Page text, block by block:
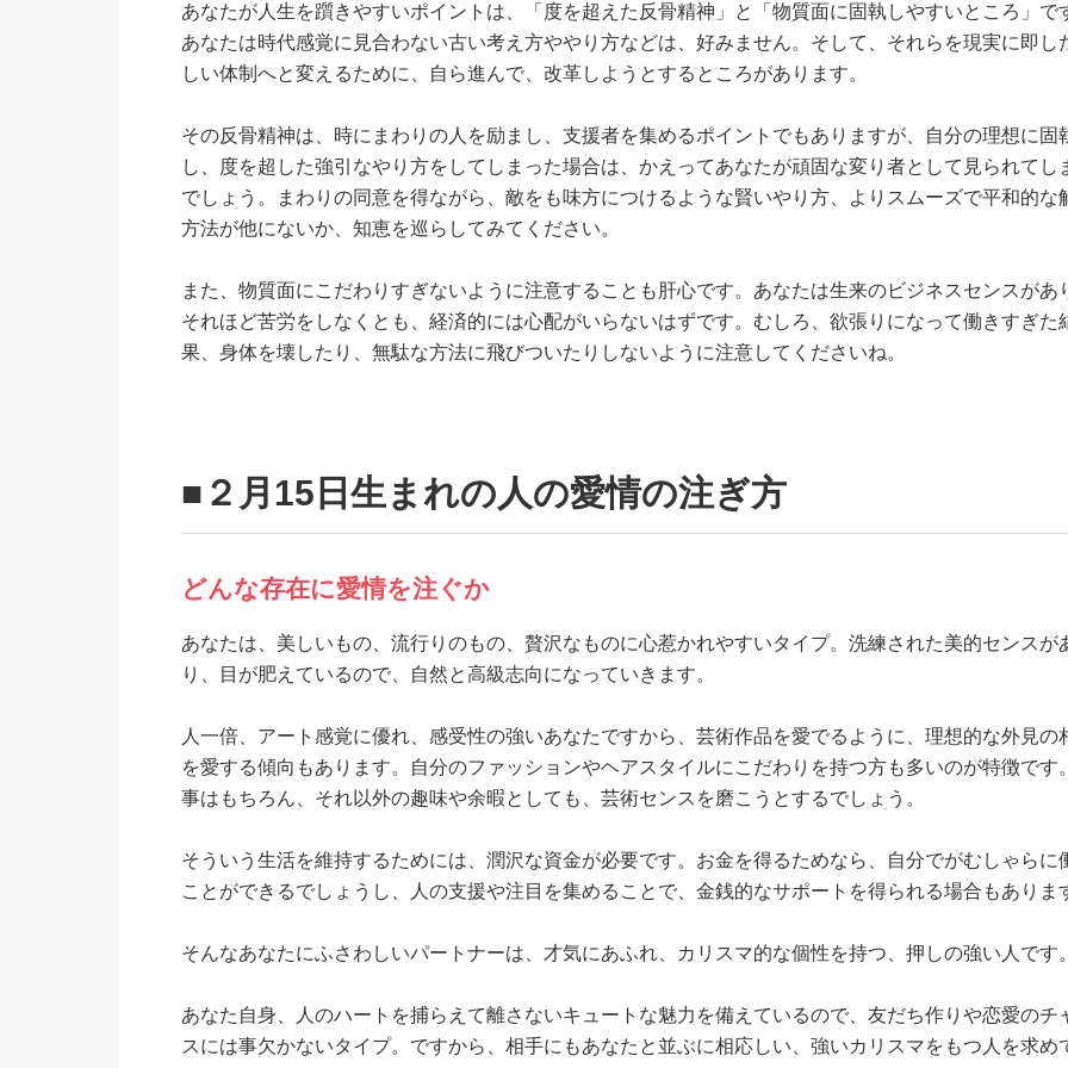
あなたが人生を躓きやすいポイントは、「度を超えた反骨精神」と「物質面に固執しやすいところ」で
あなたは時代感覚に見合わない古い考え方ややり方などは、好みません。そして、それらを現実に即し
しい体制へと変えるために、自ら進んで、改革しようとするところがあります。
その反骨精神は、時にまわりの人を励まし、支援者を集めるポイントでもありますが、自分の理想に固
し、度を超した強引なやり方をしてしまった場合は、かえってあなたが頑固な変り者として見られてし
でしょう。まわりの同意を得ながら、敵をも味方につけるような賢いやり方、よりスムーズで平和的な
方法が他にないか、知恵を巡らしてみてください。
また、物質面にこだわりすぎないように注意することも肝心です。あなたは生来のビジネスセンスがあ
それほど苦労をしなくとも、経済的には心配がいらないはずです。むしろ、欲張りになって働きすぎた
果、身体を壊したり、無駄な方法に飛びついたりしないように注意してくださいね。
■２月15日生まれの人の愛情の注ぎ方
どんな存在に愛情を注ぐか
あなたは、美しいもの、流行りのもの、贅沢なものに心惹かれやすいタイプ。洗練された美的センスが
り、目が肥えているので、自然と高級志向になっていきます。
人一倍、アート感覚に優れ、感受性の強いあなたですから、芸術作品を愛でるように、理想的な外見の
を愛する傾向もあります。自分のファッションやヘアスタイルにこだわりを持つ方も多いのが特徴です
事はもちろん、それ以外の趣味や余暇としても、芸術センスを磨こうとするでしょう。
そういう生活を維持するためには、潤沢な資金が必要です。お金を得るためなら、自分でがむしゃらに
ことができるでしょうし、人の支援や注目を集めることで、金銭的なサポートを得られる場合もありま
そんなあなたにふさわしいパートナーは、才気にあふれ、カリスマ的な個性を持つ、押しの強い人です。
あなた自身、人のハートを捕らえて離さないキュートな魅力を備えているので、友だち作りや恋愛のチ
スには事欠かないタイプ。ですから、相手にもあなたと並ぶに相応しい、強いカリスマをもつ人を求め